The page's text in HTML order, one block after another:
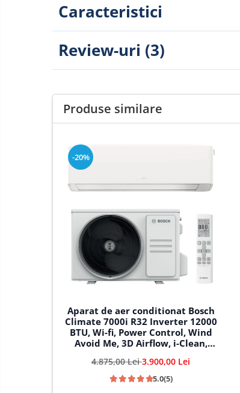
Caracteristici
Review-uri (3)
Produse similare
-20%
Aparat de aer conditionat Bosch
Climate 7000i R32 Inverter 12000
BTU, Wi-fi, Power Control, Wind
Avoid Me, 3D Airflow, i-Clean,
W 35 E
4.875,00 Lei3.900,00 Lei
5.0(5)